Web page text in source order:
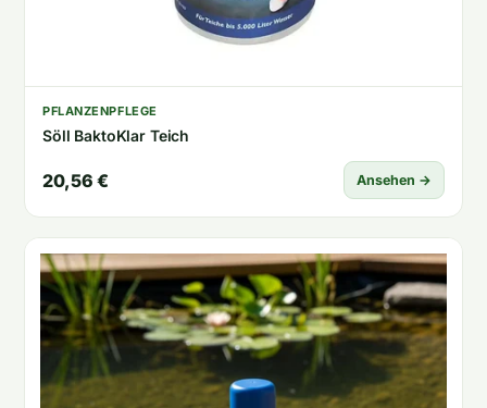
PFLANZENPFLEGE
Söll BaktoKlar Teich
20,56 € Ansehen →